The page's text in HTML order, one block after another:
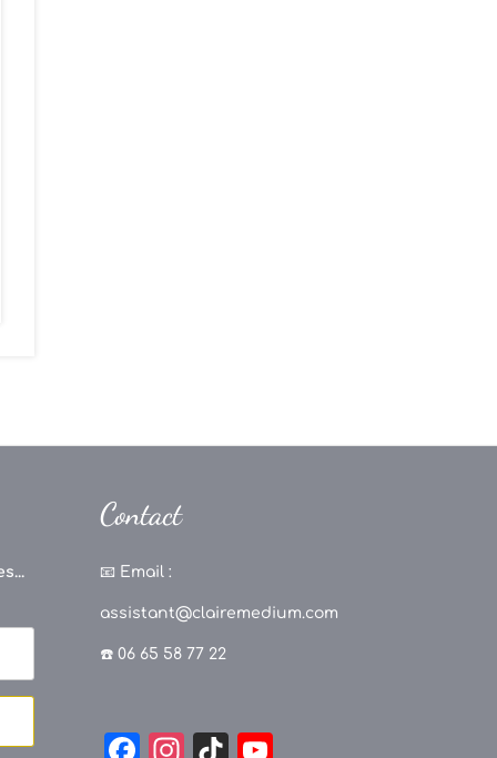
Contact
📧 Email :
assistant@clairemedium.com
☎️ 06 65 58 77 22
F In Ti